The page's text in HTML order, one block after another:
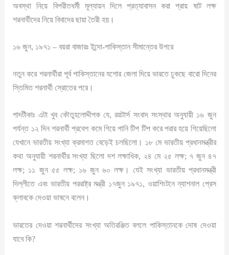
অবস্থা নিয়ে বিপরীতধর্মী মূল্যায়ন দিলে প্রত্যাবাসন করা প্রায় ষাট লক্ষ
শরনার্থীদের নিয়ে বিবাদের ছায়া তৈরী হয়।
১৬ জুন, ১৯৭১ – বয়রা বাজারঃ ইন্দো-পাকিস্তান সীমান্তের উপরে
নতুন করে শরনার্থীরা পূর্ব পাকিস্তানের যশোর জেলা দিয়ে ভারতে ঢুকছে বারো দিনের
স্তিমিত শরনার্থী স্রোতের পরে।
পাদটীকাঃ এটা খুব কৌতুহলোদ্দীপক যে, রয়টার্স সংবাদ সংস্থার অনুযায়ী ১৬ জুন
পর্যন্ত ১২ দিন শরনার্থী প্রবেশ কমে গিয়ে পানি টিপ টিপ করে পরার হয়ে গিয়েছিলো
যেখানে ভারতীয় সংখ্যা ক্রমাগত বেড়েই চলছিলো। ১৮ মে ভারতীয় প্রধানমন্ত্রীর
কথা অনুযায়ী শরনার্থীর সংখ্যা ছিলো দশ লক্ষাধিক, ২৪ মে ২৫ লক্ষ; ৭ জুন ৪৭
লক্ষ; ১১ জুন ৫৫ লক্ষ; ১৬ জুন ৬০ লক্ষ। যেই সংখ্যা ভারতীয় প্রধানমন্ত্রী
দিল্লীতে এবং ভারতীয় পররাষ্ট্র মন্ত্রী ১৭জুন ১৯৭১, ওয়াশিংটনে ন্যাশনাল প্রেস
ক্লাবকে দেওয়া ভাষনে বলেন।
ভারতের দেওয়া শরনার্থীদের সংখ্যা অতিরঞ্জিত বললে পাকিস্তানকে দোষ দেওয়া
যাবে কি?